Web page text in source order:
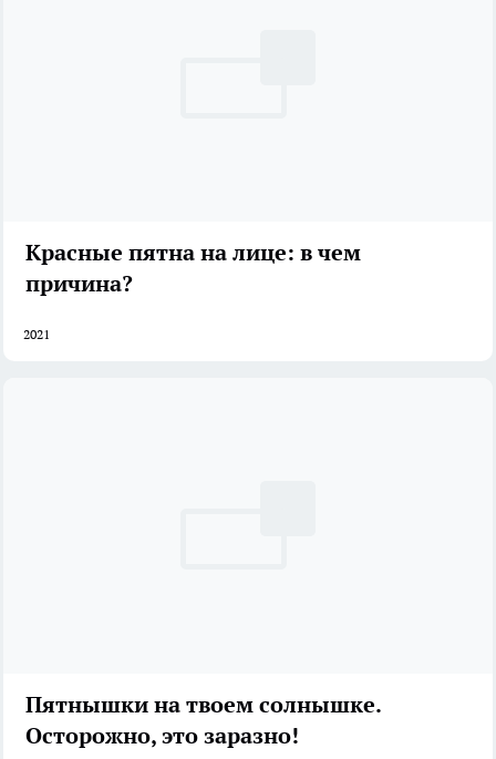
Красные пятна на лице: в чем
причина?
2021
Пятнышки на твоем солнышке.
Осторожно, это заразно!